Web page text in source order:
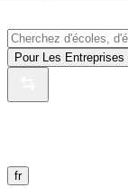
Pour Les Entreprises
fr